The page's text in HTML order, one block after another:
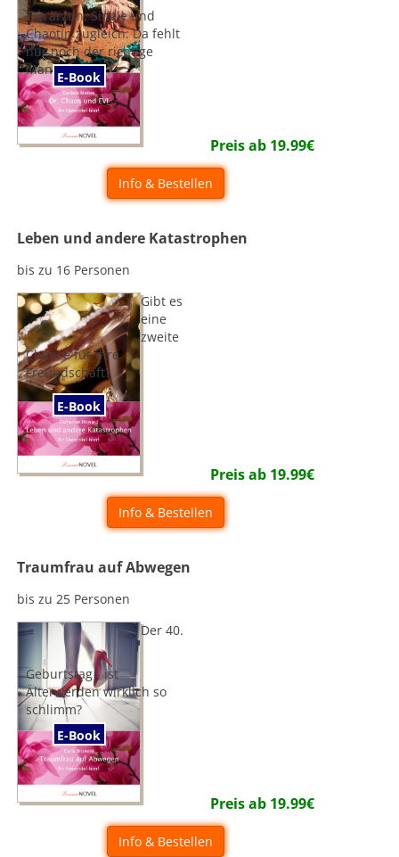
E-Book
Tierärztin, Single und
Chaotin zugleich: Da fehlt
nur noch der richtige
Mann.
Preis ab 19.99€
Info & Bestellen
Leben und andere Katastrophen
bis zu 16 Personen
E-Book
Gibt es
eine
zweite
Chance für ihre
Freundschaft?
Preis ab 19.99€
Info & Bestellen
Traumfrau auf Abwegen
bis zu 25 Personen
E-Book
Der 40.
Geburtstag - ist
Älterwerden wirklich so
schlimm?
Preis ab 19.99€
Info & Bestellen